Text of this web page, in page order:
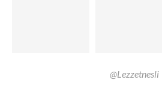
@Lezzetnesli